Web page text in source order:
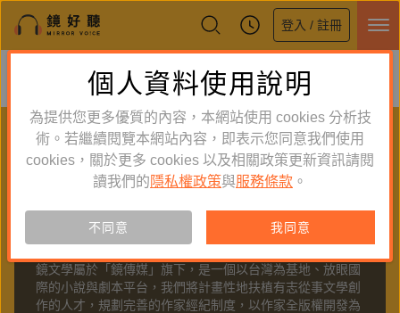
登入 / 註冊
鏡好聽全新APP上線
體驗全面升級，即刻下載
PUBLISHER
鏡文學
鏡文學屬於「鏡傳媒」旗下，是一個以台灣為基地、放眼國
際的小說與劇本平台，我們將計畫性地扶植有志從事文學創
作的人才，規劃完善的作家經紀制度，以作家全版權開發為
個人資料使用說明
為提供您更多優質的內容，本網站使用 cookies 分析技
術。若繼續閱覽本網站內容，即表示您同意我們使用
cookies，關於更多 cookies 以及相關政策更新資訊請閱
讀我們的 隱私權政策與服務條款 。
不同意 我同意